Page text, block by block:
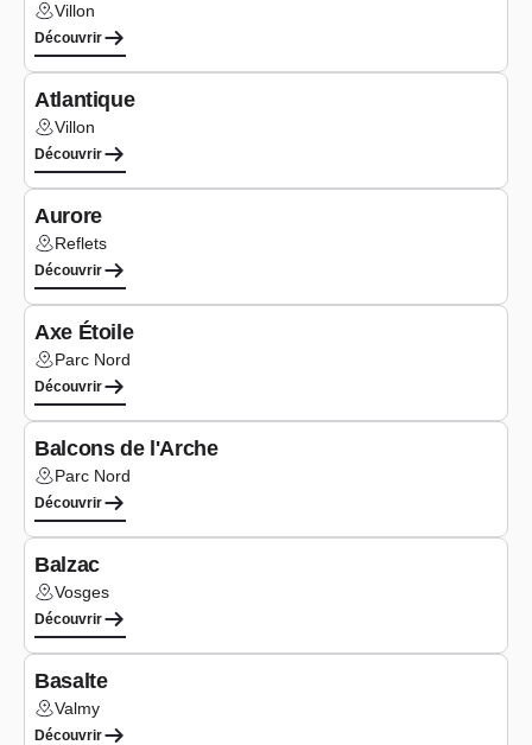
Lieu :Villon
Découvrir
Atlantique
Lieu :Villon
Découvrir
Aurore
Lieu :Reflets
Découvrir
Axe Étoile
Lieu :Parc Nord
Découvrir
Balcons de l'Arche
Lieu :Parc Nord
Découvrir
Balzac
Lieu :Vosges
Découvrir
Basalte
Lieu :Valmy
Découvrir